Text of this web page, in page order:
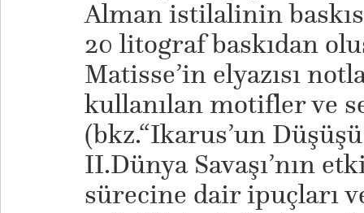
Alman istilalinin
20 litograf baskıdan
Matisse’in elyazısı
kullanılan motifler ve
(bkz.“Ikarus’un
II.Dünya Savaşı’nın
sürecine dair ipuçları